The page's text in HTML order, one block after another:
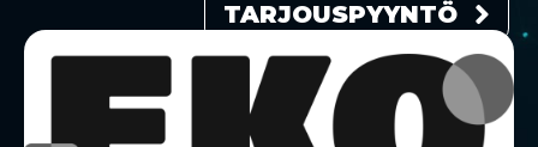
TARJOUSPYYNTÖ